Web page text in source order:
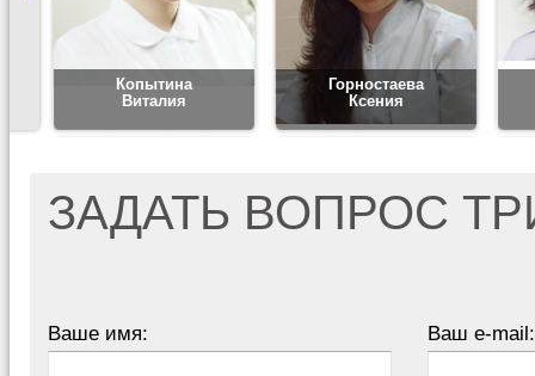
Копытина
Виталия
Горностаева
Ксения
ЗАДАТЬ ВОПРОС
Ваше имя: Ваш e-mail: